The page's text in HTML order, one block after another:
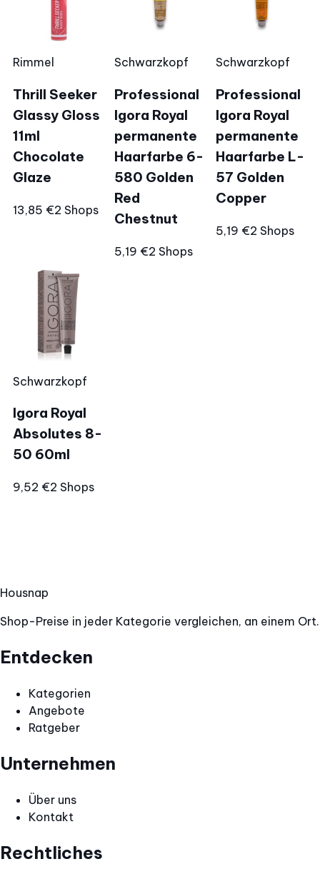
Rimmel
Thrill Seeker
Glassy Gloss
11ml
Chocolate
Glaze
13,85 €2 Shops
Schwarzkopf
Professional
Igora Royal
permanente
Haarfarbe 6-
580 Golden
Red
Chestnut
5,19 €2 Shops
Schwarzkopf
Professional
Igora Royal
permanente
Haarfarbe L-
57 Golden
Copper
5,19 €2 Shops
Schwarzkopf
Igora Royal
Absolutes 8-
50 60ml
9,52 €2 Shops
Housnap
Shop-Preise in jeder Kategorie vergleichen, an einem Ort.
Entdecken
Kategorien
Angebote
Ratgeber
Unternehmen
Über uns
Kontakt
Rechtliches